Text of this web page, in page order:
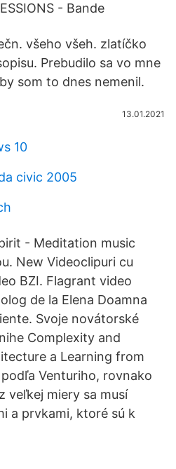
- Bande
všeho všeh. zlatíčko
Prebudilo sa vo mne
som to dnes nemenil.
13.01.2021
10
civic 2005
- Meditation music
New Videoclipuri cu
BZI. Flagrant video
de la Elena Doamna
Svoje novátorské
Complexity and
a Learning from
Venturiho, rovnako
veľkej miery sa musí
a prvkami, ktoré sú k